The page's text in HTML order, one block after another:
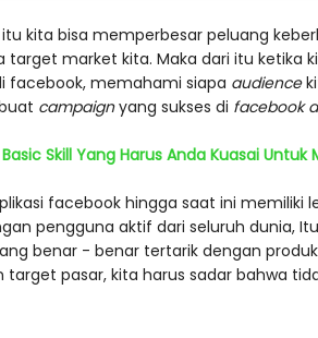
kita bisa memperbesar peluang
target market kita. Maka dari itu ketika
facebook, memahami siapa audience
campaignyang sukses di facebook
Basic Skill Yang Harus Anda Kuasai
facebook hingga saat ini memiliki
pengguna aktif dari seluruh dunia,
benar - benar tertarik dengan
pasar, kita harus sadar bahwa